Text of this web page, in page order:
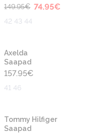
149.95€ 74.95€
42 43 44
Axelda
Saapad
157.95€
41 46
-50%
Tommy Hilfiger
Saapad